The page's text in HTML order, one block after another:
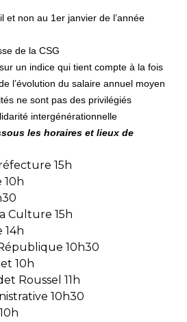
et non au 1er janvier de l’année
de la CSG
un indice qui tient compte à la fois
l’évolution du salaire annuel moyen
ne sont pas des privilégiés
intergénérationnelle
les horaires et lieux de
15h
10h
Culture 15h
14h
10h30
10h
Roussel 11h
10h30